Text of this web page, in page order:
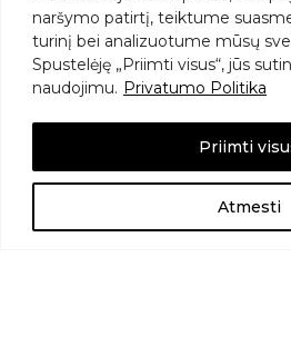
naršymo patirtį, teiktume
turinį bei analizuotume mūsų
Spustelėję „Priimti visus“, jūs
naudojimu. Privatumo Politika
Atmesti
Priimti
Aukštos kokybės, inovatyvius
sprendimai. Čia rasite viską
serumų iki prabangių naktinių
įvairiems odos tipams ir